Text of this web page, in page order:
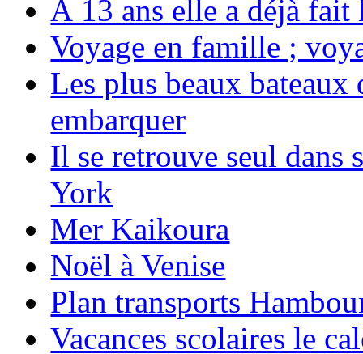
À 13 ans elle a déjà
Voyage en famille ;
Les plus beaux bateaux
embarquer
Il se retrouve seul dans
York
Mer Kaikoura
Noël à Venise
Plan transports
Vacances scolaires le